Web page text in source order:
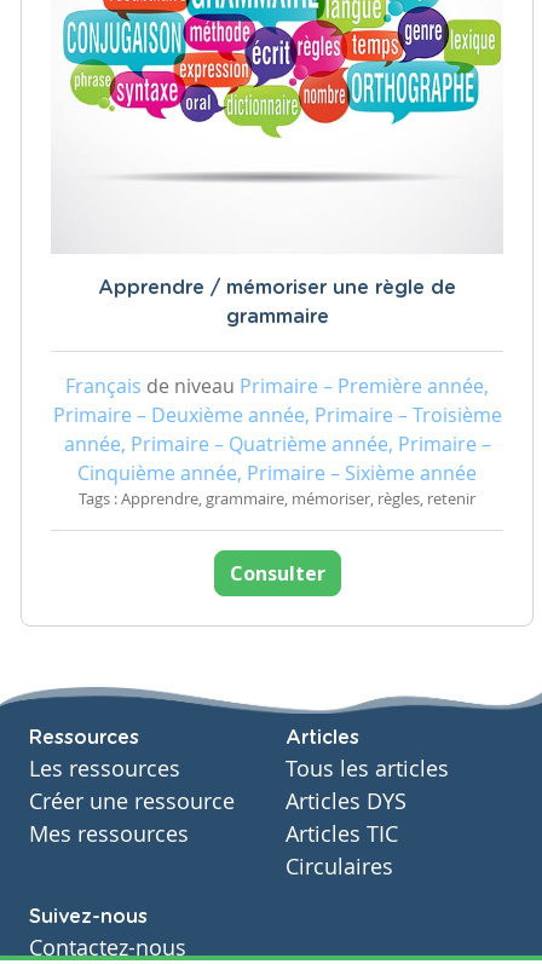
Apprendre / mémoriser une règle de
grammaire
Français de niveau Primaire – Première année,
Primaire – Deuxième année, Primaire – Troisième
année, Primaire – Quatrième année, Primaire –
Cinquième année, Primaire – Sixième année
Tags : Apprendre, grammaire, mémoriser, règles, retenir
Consulter
Ressources
Les ressources
Créer une ressource
Mes ressources
Articles
Tous les articles
Articles DYS
Articles TIC
Circulaires
Suivez-nous
Contactez-nous